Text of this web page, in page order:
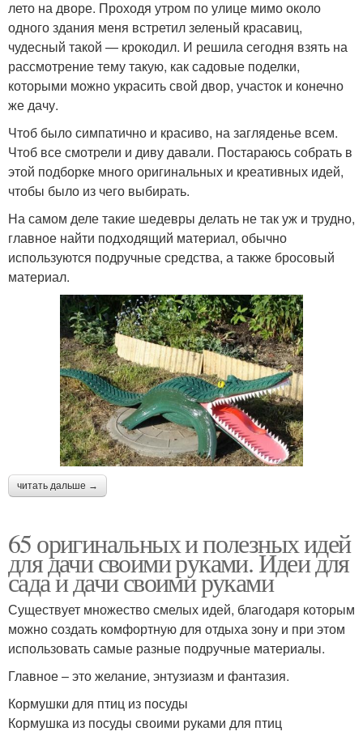
лето на дворе. Проходя утром по улице мимо около
одного здания меня встретил зеленый красавиц,
чудесный такой — крокодил. И решила сегодня взять на
рассмотрение тему такую, как садовые поделки,
которыми можно украсить свой двор, участок и конечно
же дачу.
Чтоб было симпатично и красиво, на загляденье всем.
Чтоб все смотрели и диву давали. Постараюсь собрать в
этой подборке много оригинальных и креативных идей,
чтобы было из чего выбирать.
На самом деле такие шедевры делать не так уж и трудно,
главное найти подходящий материал, обычно
используются подручные средства, а также бросовый
материал.
читать дальше →
65 оригинальных и полезных идей
для дачи своими руками. Идеи для
сада и дачи своими руками
Существует множество смелых идей, благодаря которым
можно создать комфортную для отдыха зону и при этом
использовать самые разные подручные материалы.
Главное – это желание, энтузиазм и фантазия.
Кормушки для птиц из посуды
Кормушка из посуды своими руками для птиц